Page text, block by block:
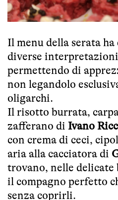
Il menu della serata
diverse
permettendo di
non legandolo
oligarchi.
Il risotto burrata,
zafferano di Ivano
con crema di ceci,
aria alla cacciatora di
trovano, nelle
il compagno perfetto
senza coprirli.